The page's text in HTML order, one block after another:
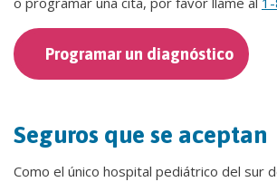
Programar un diagnóstico
Seguros que se aceptan
Como el único hospital pediátrico del sur